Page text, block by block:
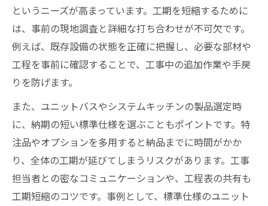
というニーズが高まっています。工期を短縮するために
は、事前の現地調査と詳細な打ち合わせが不可欠です。
例えば、既存設備の状態を正確に把握し、必要な部材や
工程を事前に確認することで、工事中の追加作業や手戻
りを防げます。
また、ユニットバスやシステムキッチンの製品選定時
に、納期の短い標準仕様を選ぶこともポイントです。特
注品やオプションを多用すると納品までに時間がかか
り、全体の工期が延びてしまうリスクがあります。工事
担当者との密なコミュニケーションや、工程表の共有も
工期短縮のコツです。事例として、標準仕様のユニット